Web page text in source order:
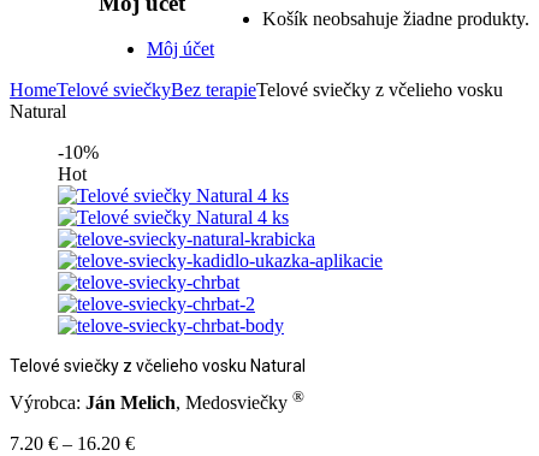
Košík neobsahuje žiadne produkty.
Môj účet
HomeTelové sviečkyBez terapieTelové sviečky z včelieho vosku
Natural
-10%
Hot
Telové sviečky z včelieho vosku Natural
Výrobca: Ján Melich, Medosviečky ®
7.20 € – 16.20 €Price